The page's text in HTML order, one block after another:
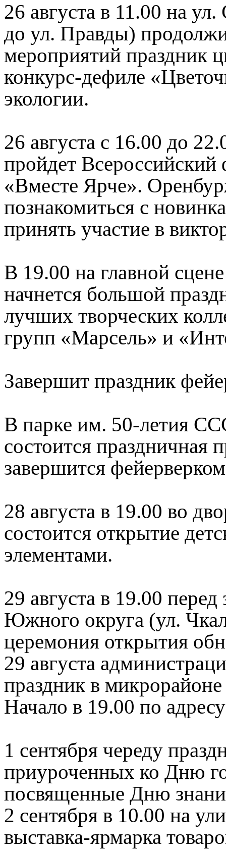
26 августа в 11.00 на
до ул. Правды)
мероприятий праздник
конкурс-дефиле
экологии.
26 августа с 16.00 до
пройдет Всероссийский
«Вместе Ярче».
познакомиться с
принять участие в
В 19.00 на главной
начнется большой
лучших творческих
групп «Марсель» и
Завершит праздник
В парке им. 50-летия
состоится праздничная
завершится
28 августа в 19.00 во
состоится открытие
элементами.
29 августа в 19.00
Южного округа (ул.
церемония открытия
29 августа
праздник в
Начало в 19.00 по
1 сентября череду
приуроченных ко Дню
посвященные Дню
2 сентября в 10.00 на
выставка-ярмарка